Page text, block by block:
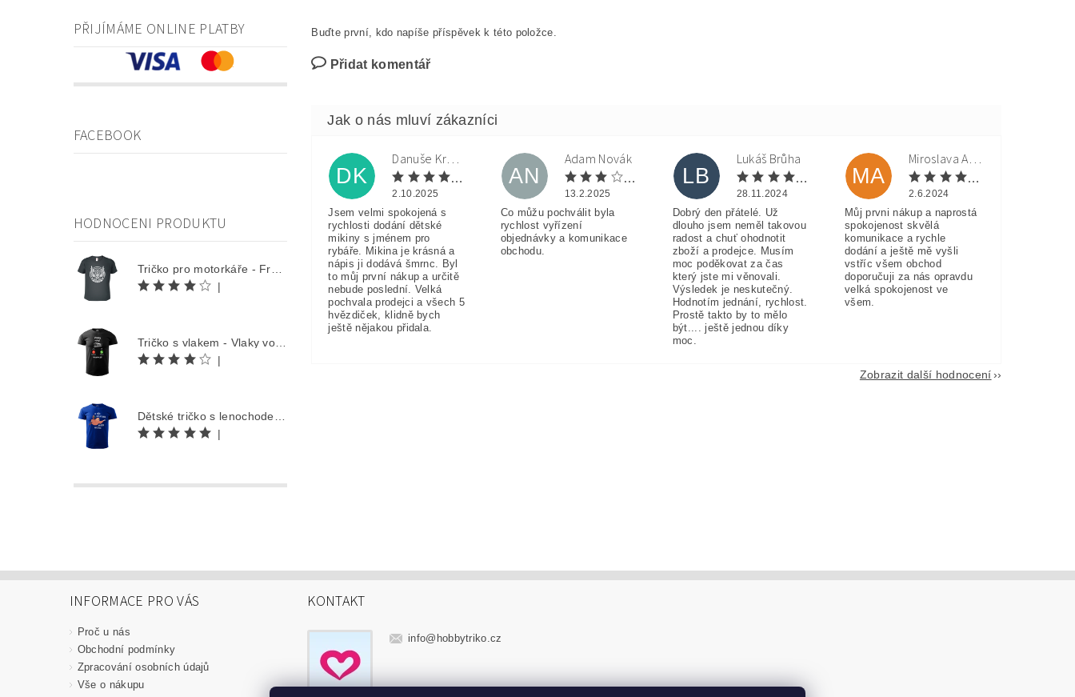
PŘIJÍMÁME ONLINE PLATBY
FACEBOOK
HODNOCENI PRODUKTU
|
|
|
Buďte první, kdo napíše příspěvek k této položce.
Přidat komentář
DK
Danuše Krulová
2.10.2025
Jsem velmi spokojená s
rychlosti dodání dětské
mikiny s jménem pro
rybáře. Mikina je krásná a
nápis ji dodává šmrnc. Byl
to můj první nákup a určitě
nebude poslední. Velká
pochvala prodejci a všech 5
hvězdiček, klidně bych
ještě nějakou přidala.
AN
Adam Novák
13.2.2025
Co můžu pochválit byla
rychlost vyřízení
objednávky a komunikace
obchodu.
LB
Lukáš Brůha
28.11.2024
Dobrý den přátelé. Už
dlouho jsem neměl takovou
radost a chuť ohodnotit
zboží a prodejce. Musím
moc poděkovat za čas
který jste mi věnovali.
Výsledek je neskutečný.
Hodnotím jednání, rychlost.
Prostě takto by to mělo
být.... ještě jednou díky
moc.
MA
Miroslava Andorková
2.6.2024
Můj prvni nákup a naprostá
spokojenost skvělá
komunikace a rychle
dodání a ještě mě vyšli
vstříc všem obchod
doporučuji za nás opravdu
velká spokojenost ve
všem.
Zobrazit další hodnocení
INFORMACE PRO VÁS
Proč u nás
Obchodní podmínky
Zpracování osobních údajů
Vše o nákupu
KONTAKT
info@ hobbytriko.cz